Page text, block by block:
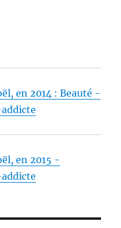
en 2014 : Beauté -
en 2015 -